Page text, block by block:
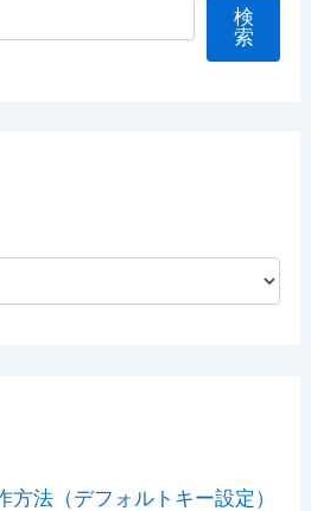
検
索
方法（デフォルトキー設定）